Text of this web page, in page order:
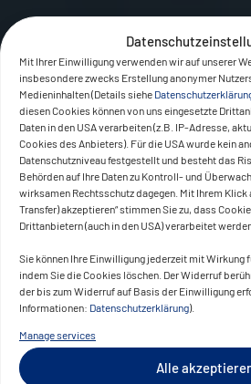
Mit Ihrer Einwilligung verwenden wir auf unserer
insbesondere zwecks Erstellung anonymer
Medieninhalten (Details siehe
diesen Cookies können von uns eingesetzte
Daten in den USA verarbeiten (z.B. IP-Adresse,
Cookies des Anbieters). Für die USA wurde kein
Datenschutzniveau festgestellt und besteht das
Behörden auf Ihre Daten zu Kontroll- und
wirksamen Rechtsschutz dagegen. Mit Ihrem Klick
Transfer) akzeptieren“ stimmen Sie zu, dass
Drittanbietern (auch in den USA) verarbeitet
Sie können Ihre Einwilligung jederzeit mit Wirkung
indem Sie die Cookies löschen. Der Widerruf
der bis zum Widerruf auf Basis der Einwilligung
Informationen: Datenschutzerklärung).
Manage services
Alle